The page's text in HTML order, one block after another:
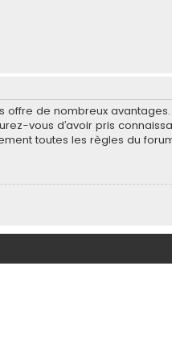
offre de nombreux
vous d’avoir pris
toutes les règles du